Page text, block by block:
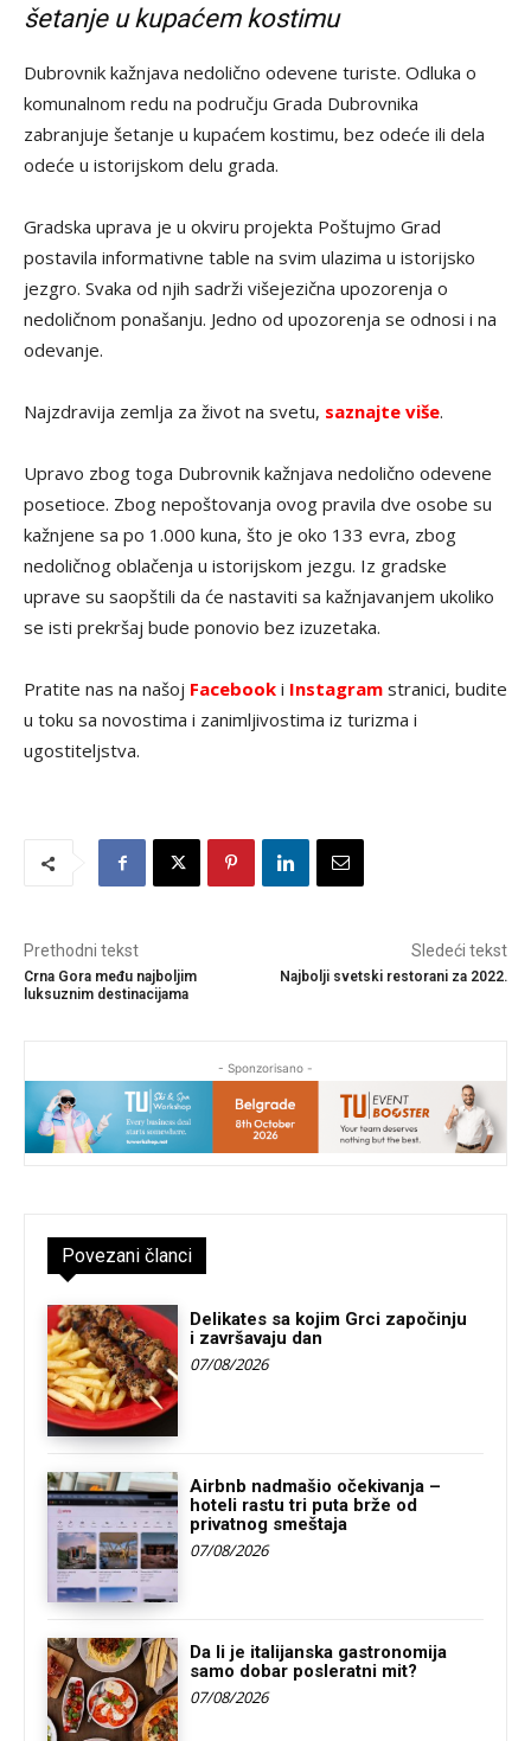
šetanje u kupaćem kostimu
Dubrovnik kažnjava nedolično odevene turiste. Odluka o
komunalnom redu na području Grada Dubrovnika
zabranjuje šetanje u kupaćem kostimu, bez odeće ili dela
odeće u istorijskom delu grada.
Gradska uprava je u okviru projekta Poštujmo Grad
postavila informativne table na svim ulazima u istorijsko
jezgro. Svaka od njih sadrži višejezična upozorenja o
nedoličnom ponašanju. Jedno od upozorenja se odnosi i na
odevanje.
Najzdravija zemlja za život na svetu, saznajte više.
Upravo zbog toga Dubrovnik kažnjava nedolično odevene
posetioce. Zbog nepoštovanja ovog pravila dve osobe su
kažnjene sa po 1.000 kuna, što je oko 133 evra, zbog
nedoličnog oblačenja u istorijskom jezgu. Iz gradske
uprave su saopštili da će nastaviti sa kažnjavanjem ukoliko
se isti prekršaj bude ponovio bez izuzetaka.
Pratite nas na našoj Facebook i Instagram stranici, budite
u toku sa novostima i zanimljivostima iz turizma i
ugostiteljstva.
Prethodni tekst
Crna Gora među najboljim
luksuznim destinacijama
Sledeći tekst
Najbolji svetski restorani za 2022.
- Sponzorisano -
Povezani članci
Delikates sa kojim Grci započinju
i završavaju dan
07/08/2026
Airbnb nadmašio očekivanja –
hoteli rastu tri puta brže od
privatnog smeštaja
07/08/2026
Da li je italijanska gastronomija
samo dobar posleratni mit?
07/08/2026